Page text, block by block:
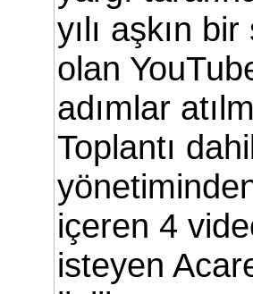
yılı aşkın
olan
adımlar
Toplantı
içeren 4
isteyen